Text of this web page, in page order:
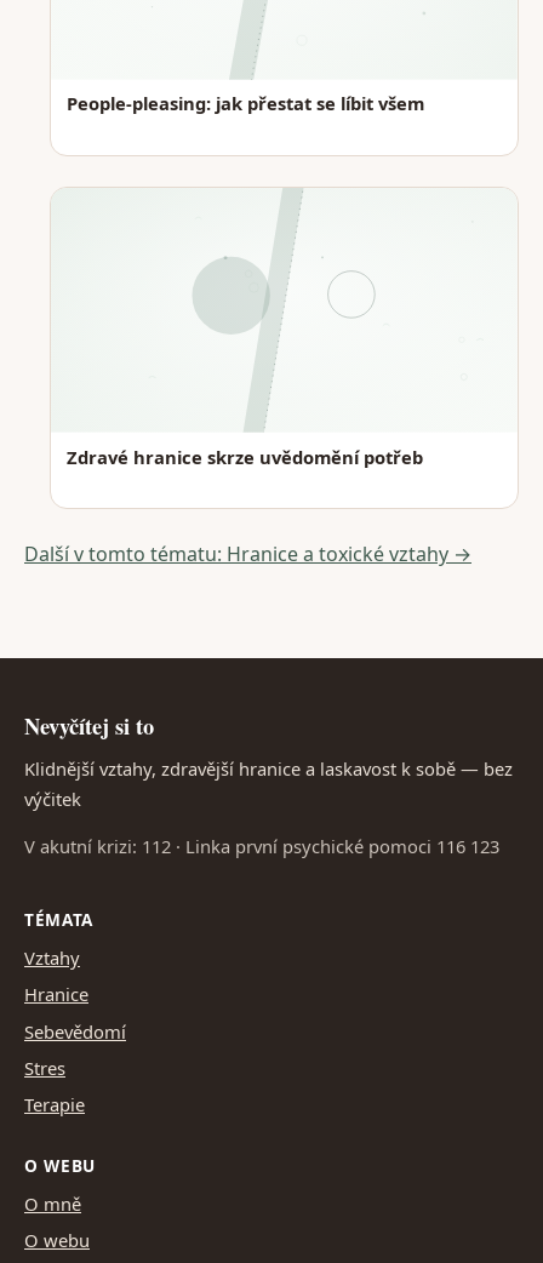
People-pleasing: jak přestat se líbit všem
Zdravé hranice skrze uvědomění potřeb
Další v tomto tématu: Hranice a toxické vztahy →
Nevyčítej si to
Klidnější vztahy, zdravější hranice a laskavost k sobě — bez
výčitek
V akutní krizi: 112 · Linka první psychické pomoci 116 123
TÉMATA
Vztahy
Hranice
Sebevědomí
Stres
Terapie
O WEBU
O mně
O webu